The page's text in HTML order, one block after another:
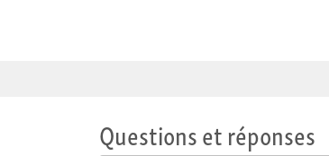
Questions et réponses